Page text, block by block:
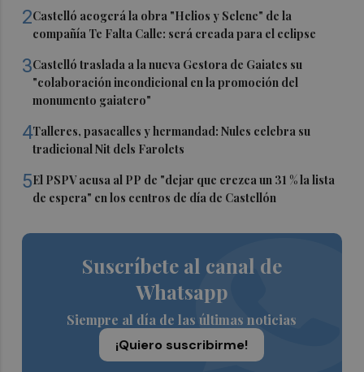
2Castelló acogerá la obra "Helios y Selene" de la
compañía Te Falta Calle: será creada para el eclipse
3Castelló traslada a la nueva Gestora de Gaiates su
"colaboración incondicional en la promoción del
monumento gaiatero"
4Talleres, pasacalles y hermandad: Nules celebra su
tradicional Nit dels Farolets
5El PSPV acusa al PP de "dejar que crezca un 31 % la lista
de espera" en los centros de día de Castellón
Suscríbete al canal de
Whatsapp
Siempre al día de las últimas noticias
¡Quiero suscribirme!